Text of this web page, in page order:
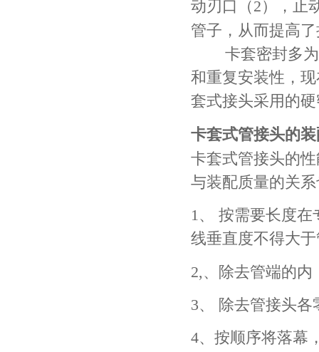
动刃口（2），止
管子，从而提高
卡套密封多
和重复安装性，
套式接头采用的
卡套式管接头的
卡套式管接头的
与装配质量的关
1、
按需要长度在
线垂直度不得大
2,、除去管端的内
3、
除去管接头各
4、按顺序将落幕